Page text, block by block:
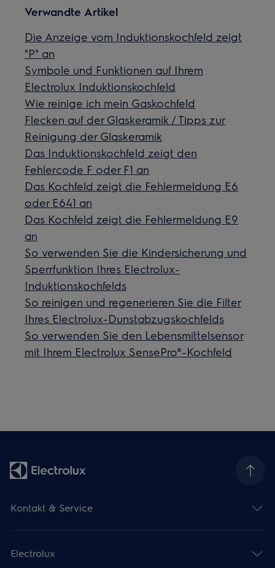
Verwandte Artikel
Die Anzeige vom Induktionskochfeld zeigt
"P" an
Symbole und Funktionen auf Ihrem
Electrolux Induktionskochfeld
Wie reinige ich mein Gaskochfeld
Flecken auf der Glaskeramik / Tipps zur
Reinigung der Glaskeramik
Das Induktionskochfeld zeigt den
Fehlercode F oder F1 an
Das Kochfeld zeigt die Fehlermeldung E6
oder E641 an
Das Kochfeld zeigt die Fehlermeldung E9
an
So verwenden Sie die Kindersicherung und
Sperrfunktion Ihres Electrolux-
Induktionskochfelds
So reinigen und regenerieren Sie die Filter
Ihres Electrolux-Dunstabzugskochfelds
So verwenden Sie den Lebensmittelsensor
mit Ihrem Electrolux SensePro®-Kochfeld
Kontakt & Service
Electrolux